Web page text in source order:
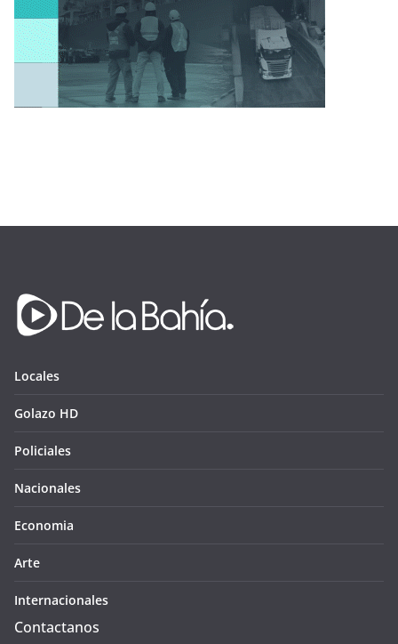
Locales
Golazo HD
Policiales
Nacionales
Economia
Arte
Internacionales
Contactanos